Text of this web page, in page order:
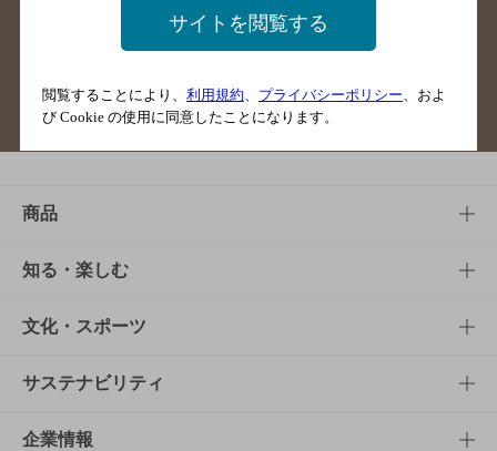
掲載店舗様ログイン
サイトマップ ご意見・ご感想
商品
商品TOP
商品一覧
商品発売情報
栄養成分一覧
知る・楽しむ
知る・楽しむTOP
キャンペーン
工場見学
文化・スポーツ
文化・スポーツTOP
サントリーホール
サステナビリティ
サステナビリティTOP
企業情報
サイトを閲覧する
閲覧することにより、 利用規約 プライバシーポリシー 、およ
び Cookie の使用に同意したことになります。